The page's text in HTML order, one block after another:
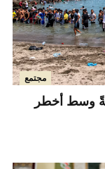
مجتمع
وسط أخطر